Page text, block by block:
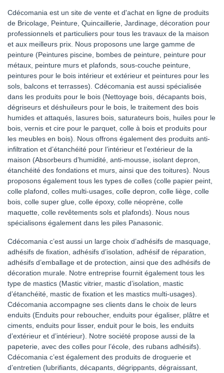
Cdécomania est un site de vente et d'achat en ligne de produits
de Bricolage, Peinture, Quincaillerie, Jardinage, décoration pour
professionnels et particuliers pour tous les travaux de la maison
et aux meilleurs prix. Nous proposons une large gamme de
peinture (Peintures piscine, bombes de peinture, peinture pour
métaux, peinture murs et plafonds, sous-couche peinture,
peintures pour le bois intérieur et extérieur et peintures pour les
sols, balcons et terrasses). Cdécomania est aussi spécialisée
dans les produits pour le bois (Nettoyage bois, décapants bois,
dégriseurs et déshuileurs pour le bois, le traitement des bois
humides et attaqués, lasures bois, saturateurs bois, huiles pour le
bois, vernis et cire pour le parquet, colle à bois et produits pour
les meubles en bois). Nous offrons également des produits anti-
infiltration et d’étanchéité pour l’intérieur et l’extérieur de la
maison (Absorbeurs d’humidité, anti-mousse, isolant depron,
étanchéité des fondations et murs, ainsi que des toitures). Nous
proposons également tous les types de colles (colle papier peint,
colle plafond, colles multi-usages, colle depron, colle liège, colle
bois, colle super glue, colle époxy, colle néoprène, colle
maquette, colle revêtements sols et plafonds). Nous nous
spécialisons également dans les piles Panasonic.
Cdécomania c’est aussi un large choix d’adhésifs de masquage,
adhésifs de fixation, adhésifs d’isolation, adhésif de réparation,
adhésifs d’emballage et de protection, ainsi que des adhésifs de
décoration murale. Notre entreprise fournit également tous les
type de mastics (Mastic vitrier, mastic d’isolation, mastic
d’étanchéité, mastic de fixation et les mastics multi-usages).
Cdécomania accompagne ses clients dans le choix de leurs
enduits (Enduits pour reboucher, enduits pour égaliser, plâtre et
ciments, enduits pour lisser, enduit pour le bois, les enduits
d’extérieur et d’intérieur). Notre société propose aussi de la
papeterie, avec des colles pour l’école, des rubans adhésifs).
Cdécomania c’est également des produits de droguerie et
d’entretien (lubrifiants, décapants, dégrippants, dégraissant,